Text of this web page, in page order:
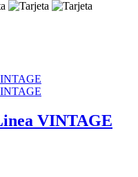
VINTAGE